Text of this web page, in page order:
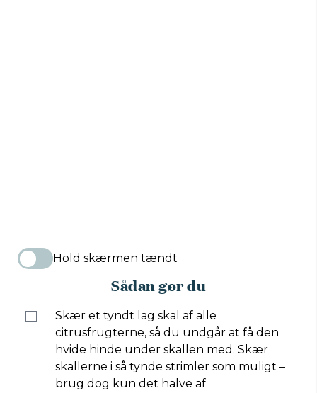
Hold skærmen tændt
Sådan gør du
Skær et tyndt lag skal af alle
citrusfrugterne, så du undgår at få den
hvide hinde under skallen med. Skær
skallerne i så tynde strimler som muligt –
brug dog kun det halve af